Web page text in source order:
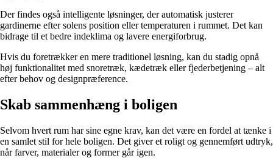
Der findes også intelligente løsninger, der automatisk justerer
gardinerne efter solens position eller temperaturen i rummet. Det kan
bidrage til et bedre indeklima og lavere energiforbrug.
Hvis du foretrækker en mere traditionel løsning, kan du stadig opnå
høj funktionalitet med snoretræk, kædetræk eller fjederbetjening – alt
efter behov og designpræference.
Skab sammenhæng i boligen
Selvom hvert rum har sine egne krav, kan det være en fordel at tænke i
en samlet stil for hele boligen. Det giver et roligt og gennemført udtryk,
når farver, materialer og former går igen.